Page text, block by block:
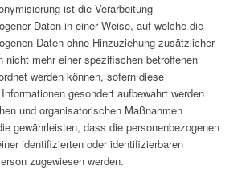
ist die Verarbeitung
Daten in einer Weise, auf welche die
Daten ohne Hinzuziehung zusätzlicher
nicht mehr einer spezifischen betroffenen
werden können, sofern diese
gesondert aufbewahrt werden
und organisatorischen Maßnahmen
gewährleisten, dass die personenbezogenen
identifizierten oder identifizierbaren
zugewiesen werden.